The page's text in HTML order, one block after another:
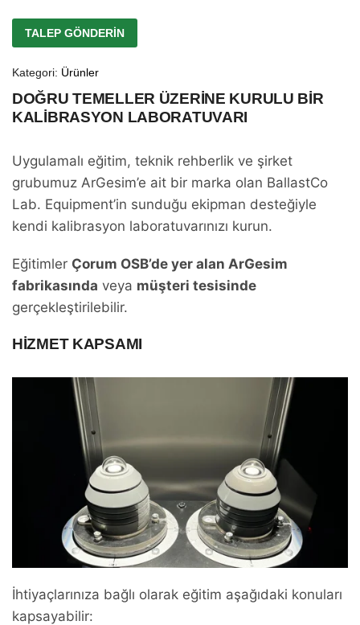
TALEP GÖNDERIN
Kategori: Ürünler
DOĞRU TEMELLER ÜZERINE KURULU BIR
KALIBRASYON LABORATUVARI
Uygulamalı eğitim, teknik rehberlik ve şirket
grubumuz ArGesim’e ait bir marka olan BallastCo
Lab. Equipment’in sunduğu ekipman desteğiyle
kendi kalibrasyon laboratuvarınızı kurun.
Eğitimler Çorum OSB’de yer alan ArGesim
fabrikasında veya müşteri tesisinde
gerçekleştirilebilir.
HIZMET KAPSAMI
İhtiyaçlarınıza bağlı olarak eğitim aşağıdaki konuları
kapsayabilir: